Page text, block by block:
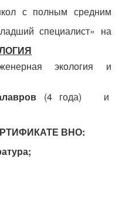
с полным средним
специалист» на
экология и
(4 года) и
ВНО: